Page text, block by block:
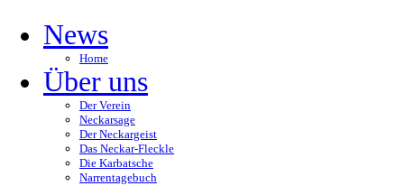
News
Home
Über uns
Der Verein
Neckarsage
Der Neckargeist
Das Neckar-Fleckle
Die Karbatsche
Narrentagebuch